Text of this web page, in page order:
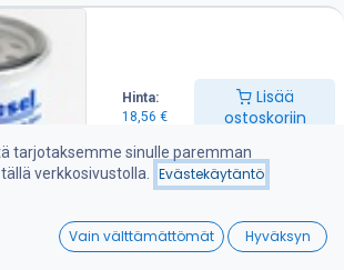
Hinta:
18,56 €
Lisää
ostoskoriin
Wishlist
Nanni öljynsuodatin meridieselmoottorille.
ja virtaus, tiivisteet kohdallaan – paras
varma käynti, pitkä käyttöikä ja
Vaihdettava kerran vuodessa ( jos ajat yli 250
silloin useammin). Nopea toimitus
käsin (tiivisteen kosketuksesta ~¾
asento sallii. Käynnistä, tarkista öljynpaine
ja öljy asianmukaisesti.
tarjotaksemme sinulle paremman
verkkosivustolla.
Evästekäytäntö
Vain välttämättömät Hyväksyn